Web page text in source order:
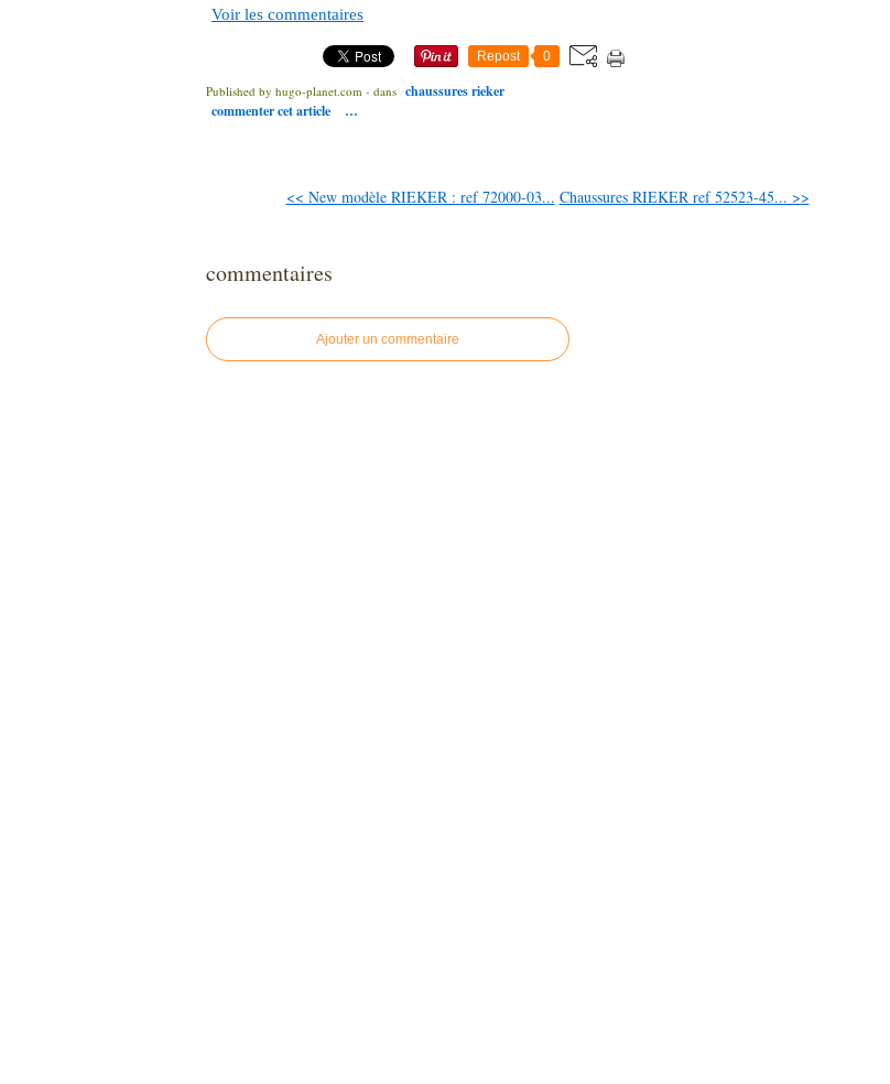
Voir les commentaires
Repost 0
Published by hugo-planet.com - dans chaussures rieker
commenter cet article
…
<< New modèle RIEKER : ref 72000-03... Chaussures RIEKER ref 52523-45... >>
commentaires
Ajouter un commentaire